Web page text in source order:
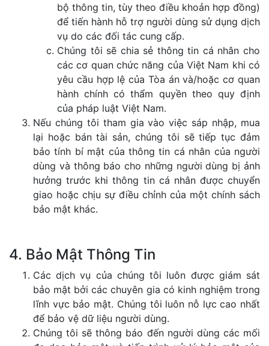
bộ thông tin, tùy theo điều khoản hợp đồng)
để tiến hành hỗ trợ người dùng sử dụng dịch
vụ do các đối tác cung cấp.
Chúng tôi sẽ chia sẻ thông tin cá nhân cho
các cơ quan chức năng của Việt Nam khi có
yêu cầu hợp lệ của Tòa án và/hoặc cơ quan
hành chính có thẩm quyền theo quy định
của pháp luật Việt Nam.
Nếu chúng tôi tham gia vào việc sáp nhập, mua
lại hoặc bán tài sản, chúng tôi sẽ tiếp tục đảm
bảo tính bí mật của thông tin cá nhân của người
dùng và thông báo cho những người dùng bị ảnh
hưởng trước khi thông tin cá nhân được chuyển
giao hoặc chịu sự điều chỉnh của một chính sách
bảo mật khác.
4. Bảo Mật Thông Tin
Các dịch vụ của chúng tôi luôn được giám sát
bảo mật bởi các chuyên gia có kinh nghiệm trong
lĩnh vực bảo mật. Chúng tôi luôn nỗ lực cao nhất
để bảo vệ dữ liệu người dùng.
Chúng tôi sẽ thông báo đến người dùng các mối